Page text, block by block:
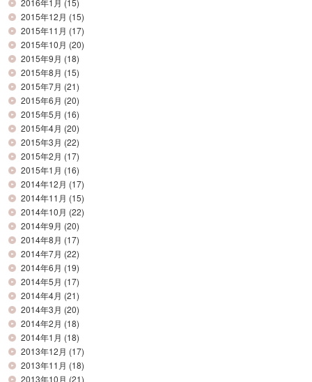
2015年12月 (15)
2015年11月 (17)
2015年10月 (20)
2015年9月 (18)
2015年8月 (15)
2015年7月 (21)
2015年6月 (20)
2015年5月 (16)
2015年4月 (20)
2015年3月 (22)
2015年2月 (17)
2015年1月 (16)
2014年12月 (17)
2014年11月 (15)
2014年10月 (22)
2014年9月 (20)
2014年8月 (17)
2014年7月 (22)
2014年6月 (19)
2014年5月 (17)
2014年4月 (21)
2014年3月 (20)
2014年2月 (18)
2014年1月 (18)
2013年12月 (17)
2013年11月 (18)
2013年10月 (21)